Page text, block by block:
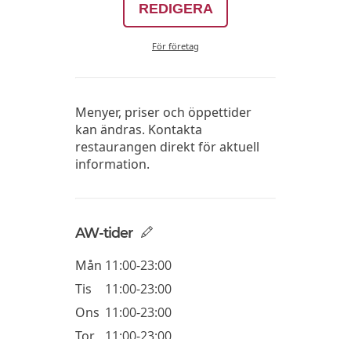
REDIGERA
För företag
Menyer, priser och öppettider
kan ändras. Kontakta
restaurangen direkt för aktuell
information.
AW-tider
Mån 11:00-23:00
Tis
11:00-23:00
Ons 11:00-23:00